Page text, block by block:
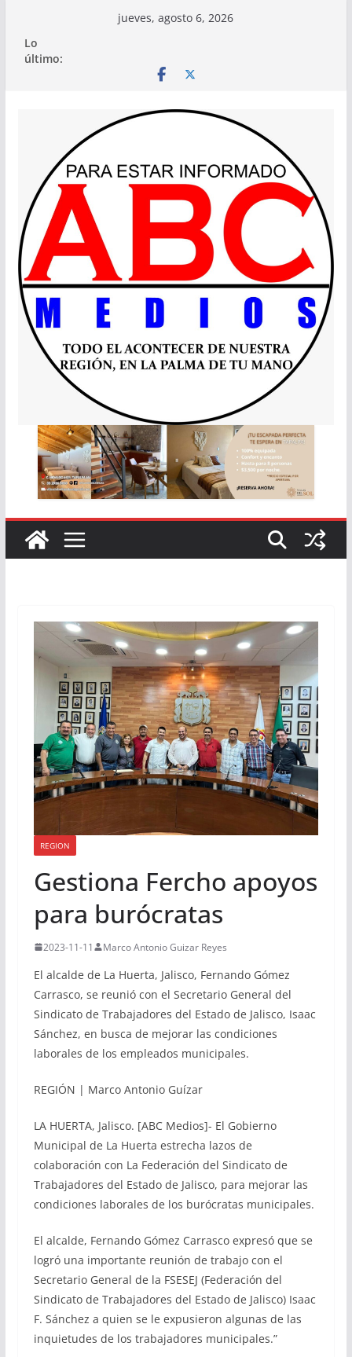
contenido
jueves, agosto 6, 2026
Lo
último:
REGION
Gestiona Fercho apoyos
para burócratas
2023-11-11 Marco Antonio Guizar Reyes
El alcalde de La Huerta, Jalisco, Fernando Gómez
Carrasco, se reunió con el Secretario General del
Sindicato de Trabajadores del Estado de Jalisco, Isaac
Sánchez, en busca de mejorar las condiciones
laborales de los empleados municipales.
REGIÓN | Marco Antonio Guízar
LA HUERTA, Jalisco. [ABC Medios]- El Gobierno
Municipal de La Huerta estrecha lazos de
colaboración con La Federación del Sindicato de
Trabajadores del Estado de Jalisco, para mejorar las
condiciones laborales de los burócratas municipales.
El alcalde, Fernando Gómez Carrasco expresó que se
logró una importante reunión de trabajo con el
Secretario General de la FSESEJ (Federación del
Sindicato de Trabajadores del Estado de Jalisco) Isaac
F. Sánchez a quien se le expusieron algunas de las
inquietudes de los trabajadores municipales.”